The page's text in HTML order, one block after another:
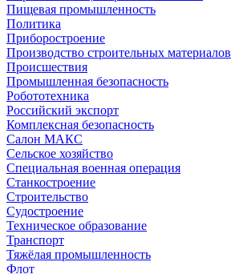
Пищевая промышленность
Политика
Приборостроение
Производство строительных материалов
Происшествия
Промышленная безопасность
Робототехника
Российский экспорт
Комплексная безопасность
Салон МАКС
Сельское хозяйство
Специальная военная операция
Станкостроение
Строительство
Судостроение
Техническое образование
Транспорт
Тяжёлая промышленность
Флот